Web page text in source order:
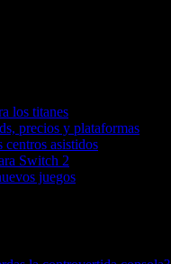
los titanes
precios y plataformas
asistidos
Switch 2
juegos